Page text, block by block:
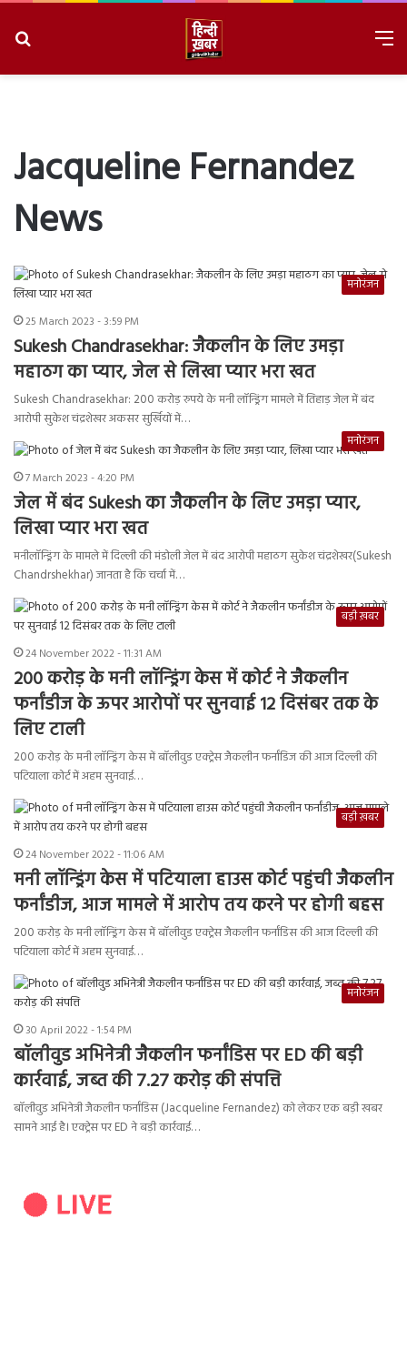
Jacqueline Fernandez
News
मनोरंजन
25 March 2023 - 3:59 PM
Sukesh Chandrasekhar: जैकलीन के लिए उमड़ा
महाठग का प्यार, जेल से लिखा प्यार भरा खत
Sukesh Chandrasekhar: 200 करोड़ रुपये के मनी लॉन्ड्रिंग मामले में तिहाड़ जेल में बंद
आरोपी सुकेश चंद्रशेखर अकसर सुर्खियों में…
मनोरंजन
7 March 2023 - 4:20 PM
जेल में बंद Sukesh का जैकलीन के लिए उमड़ा प्यार,
लिखा प्यार भरा खत
मनीलॉन्ड्रिंग के मामले में दिल्‍ली की मंडोली जेल में बंद आरोपी महाठग सुकेश चंद्रशेखर(Sukesh
Chandrshekhar) जानता है कि चर्चा में…
बड़ी ख़बर
24 November 2022 - 11:31 AM
200 करोड़ के मनी लॉन्ड्रिंग केस में कोर्ट ने जैकलीन
फर्नांडीज के ऊपर आरोपों पर सुनवाई 12 दिसंबर तक के
लिए टाली
200 करोड़ के मनी लॉन्ड्रिंग केस में बॉलीवुड एक्ट्रेस जैकलीन फर्नांडिज की आज दिल्ली की
पटियाला कोर्ट में अहम सुनवाई…
बड़ी ख़बर
24 November 2022 - 11:06 AM
मनी लॉन्ड्रिंग केस में पटियाला हाउस कोर्ट पहुंची जैकलीन
फर्नांडीज, आज मामले में आरोप तय करने पर होगी बहस
200 करोड़ के मनी लॉन्ड्रिंग केस में बॉलीवुड एक्ट्रेस जैकलीन फर्नांडिस की आज दिल्ली की
पटियाला कोर्ट में अहम सुनवाई…
मनोरंजन
30 April 2022 - 1:54 PM
बॉलीवुड अभिनेत्री जैकलीन फर्नांडिस पर ED की बड़ी
कार्रवाई, जब्त की 7.27 करोड़ की संपत्ति
बॉलीवुड अभिनेत्री जैकलीन फर्नांडिस (Jacqueline Fernandez) को लेकर एक बड़ी खबर
सामने आई है। एक्ट्रेस पर ED ने बड़ी कार्रवाई…